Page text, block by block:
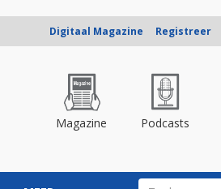
Digitaal Magazine Registreer
Magazine Podcasts